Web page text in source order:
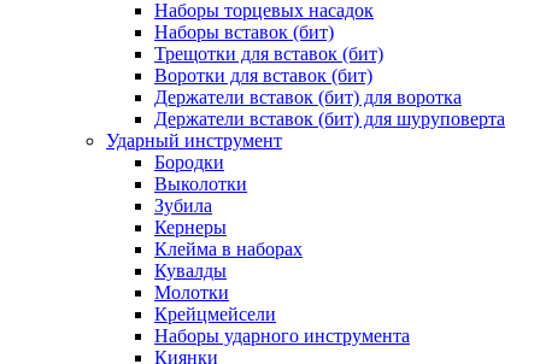
Наборы торцевых насадок
Наборы вставок (бит)
Трещотки для вставок (бит)
Воротки для вставок (бит)
Держатели вставок (бит) для воротка
Держатели вставок (бит) для шуруповерта
Ударный инструмент
Бородки
Выколотки
Зубила
Кернеры
Клейма в наборах
Кувалды
Молотки
Крейцмейсели
Наборы ударного инструмента
Киянки